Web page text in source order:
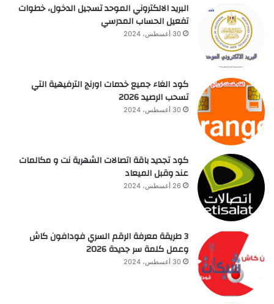
البريد الالكتروني الموحد تسجيل الدخول، خطوات
تفعيل الحساب المدرسي
30 أغسطس، 2024
كود الغاء جميع خدمات اورنج الترفيهية التي
تسحب الرصيد 2026
30 أغسطس، 2024
كود تجديد باقة اتصالات الشهرية نت و مكالمات
عند وقبل الميعاد
26 أغسطس، 2024
3 طريقة معرفة الرقم السري فودافون كاش
وعمل كلمة سر جديدة 2026
30 أغسطس، 2024